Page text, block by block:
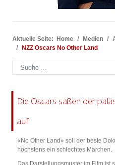
Aktuelle Seite: Home Medien
NZZ Oscars No Other Land
Suchen
Die Oscars saßen der
auf
«No Other Land» soll der beste
höchstens ein schlechtes Märchen.